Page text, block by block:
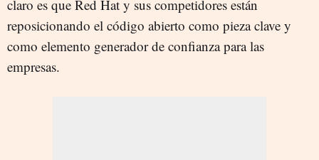
claro es que Red Hat y sus competidores están
reposicionando el código abierto como pieza clave y
como elemento generador de confianza para las
empresas.